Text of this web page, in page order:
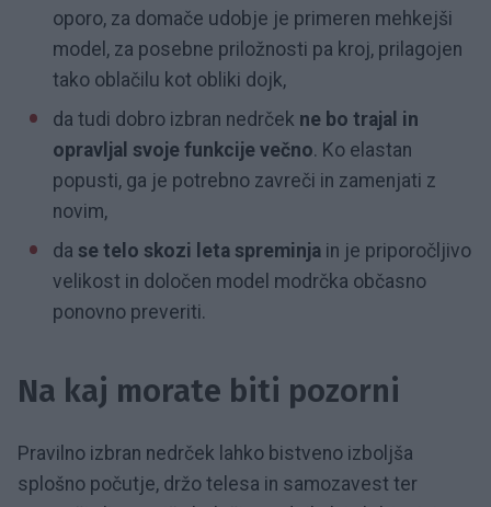
oporo, za domače udobje je primeren mehkejši
model, za posebne priložnosti pa kroj, prilagojen
tako oblačilu kot obliki dojk,
da tudi dobro izbran nedrček ne bo trajal in
opravljal svoje funkcije večno. Ko elastan
popusti, ga je potrebno zavreči in zamenjati z
novim,
da se telo skozi leta spreminja in je priporočljivo
velikost in določen model modrčka občasno
ponovno preveriti.
Na kaj morate biti pozorni
Pravilno izbran nedrček lahko bistveno izboljša
splošno počutje, držo telesa in samozavest ter